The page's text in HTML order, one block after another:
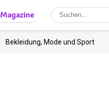
Magazine
Bekleidung, Mode und Sport